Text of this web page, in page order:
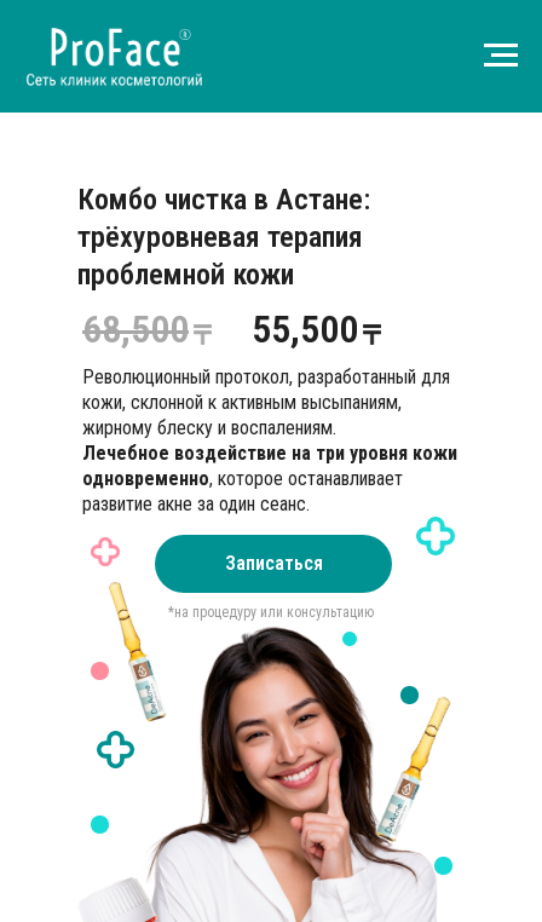
Комбо чистка в Астане:
трёхуровневая терапия
проблемной кожи
68,500 55,500
Революционный протокол, разработанный для
кожи, склонной к активным высыпаниям,
жирному блеску и воспалениям.
Лечебное воздействие на три уровня кожи
одновременно, которое останавливает
развитие акне за один сеанс.
Записаться
*на процедуру или консультацию